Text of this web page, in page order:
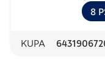
8
KUPA